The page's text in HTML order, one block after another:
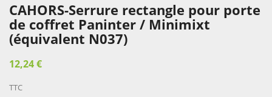
CAHORS-Serrure rectangle pour porte
de coffret Paninter / Minimixt
(équivalent N037)
12,24 €
TTC